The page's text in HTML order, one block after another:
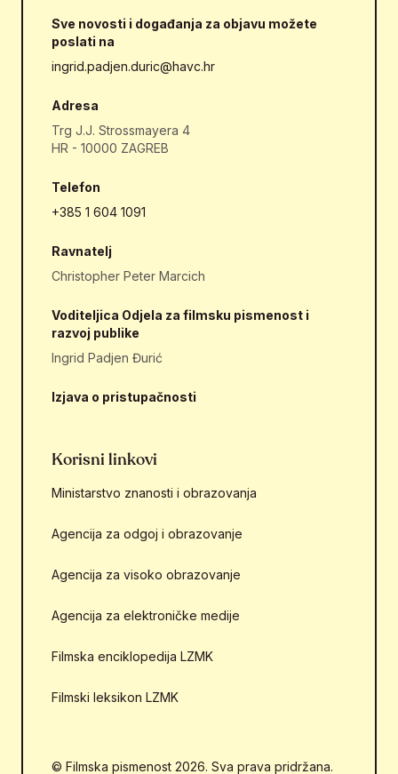
Sve novosti i događanja za objavu možete
poslati na
ingrid.padjen.duric@havc.hr
Adresa
Trg J.J. Strossmayera 4
HR - 10000 ZAGREB
Telefon
+385 1 604 1091
Ravnatelj
Christopher Peter Marcich
Voditeljica Odjela za filmsku pismenost i
razvoj publike
Ingrid Padjen Đurić
Izjava o pristupačnosti
Korisni linkovi
Ministarstvo znanosti i obrazovanja
Agencija za odgoj i obrazovanje
Agencija za visoko obrazovanje
Agencija za elektroničke medije
Filmska enciklopedija LZMK
Filmski leksikon LZMK
© Filmska pismenost 2026. Sva prava pridržana.